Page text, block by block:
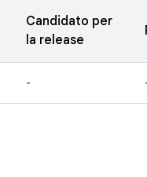
Candidato per
la release
-